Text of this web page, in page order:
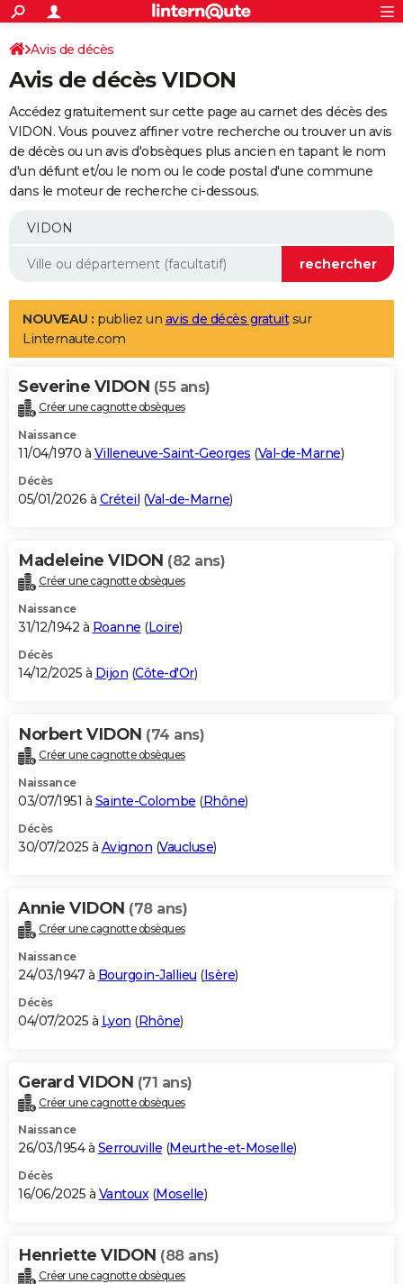
ACTUALITÉS
Politique
Société
Faits Divers
Education
Monde
Villes
+
SPORT
Coupe du monde 2026
Football
Tennis
Cyclisme
Rugby
Forum
Programme TV
TNT
Streaming
Cinéma
Sorties cinéma
Musique
+
FINANCE
Retraite
Impôts
Epargne
Immobilier
Risques naturels par ville
Banque
Assurance
Crédit
AUTO
Essais
Réserver un essai
Citadines
Berlines
SUV
Forum auto
+
Mobiles
Meilleur smartphone
Internet
Ordinateurs
Jeux vidéo
Guide high-tech
Aménagement intérieur
LIFESTYLE
Art de vivre
Bien-être
Loisirs
Mode
Modes de vie
Alimentation
Guide de la santé
Maladies
Médicaments
Sommeil
VOYAGE
Destinations
City break
Voyage nature
Voyage de noces
Forum
Climat
+PHOTO
GUIDES D'ACHAT
BONS PLANS
Carte de Noël
Carte Bonne année
Carte Saint-Valentin
Carte Pâques
Carte d'anniversaire
DICTIONNAIRE
Dictionnaire
Biographies
Citations
Expressions
Proverbes
PROGRAMME TV
S'inscrire
Se connecter
Lycées
Collèges
Primaires
Universités
Entreprises
Service militaire
Avis de recherche
AVIS DE DÉCÈS
Bricolage
Lifestyle
Culture
Sport
Auto
Television
Voyage
Cinema
Avis de décès
Avis de décès VIDON
Accédez gratuitement sur cette page au carnet des décès des
VIDON. Vous pouvez affiner votre recherche ou trouver un avis
de décès ou un avis d'obsèques plus ancien en tapant le nom
d'un défunt et/ou le nom ou le code postal d'une commune
dans le moteur de recherche ci-dessous.
NOUVEAU : publiez un avis de décès gratuitsur
Linternaute.com
Severine VIDON (55 ans)
Créer une cagnotte obsèques
Naissance
11/04/1970 à Villeneuve-Saint-Georges (Val-de-Marne)
Décès
05/01/2026 à Créteil (Val-de-Marne)
Madeleine VIDON (82 ans)
Créer une cagnotte obsèques
Naissance
31/12/1942 à Roanne (Loire)
Décès
14/12/2025 à Dijon (Côte-d'Or)
Norbert VIDON (74 ans)
Créer une cagnotte obsèques
Naissance
03/07/1951 à Sainte-Colombe (Rhône)
Décès
30/07/2025 à Avignon (Vaucluse)
Annie VIDON (78 ans)
Créer une cagnotte obsèques
Naissance
24/03/1947 à Bourgoin-Jallieu (Isère)
Décès
04/07/2025 à Lyon (Rhône)
Gerard VIDON (71 ans)
Créer une cagnotte obsèques
Naissance
26/03/1954 à Serrouville (Meurthe-et-Moselle)
Décès
16/06/2025 à Vantoux(Moselle)
Henriette VIDON (88 ans)
Créer une cagnotte obsèques